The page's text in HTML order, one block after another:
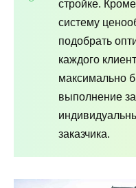
стройке.
систему
подобрать
каждого
максимально
выполнение
заказчика.